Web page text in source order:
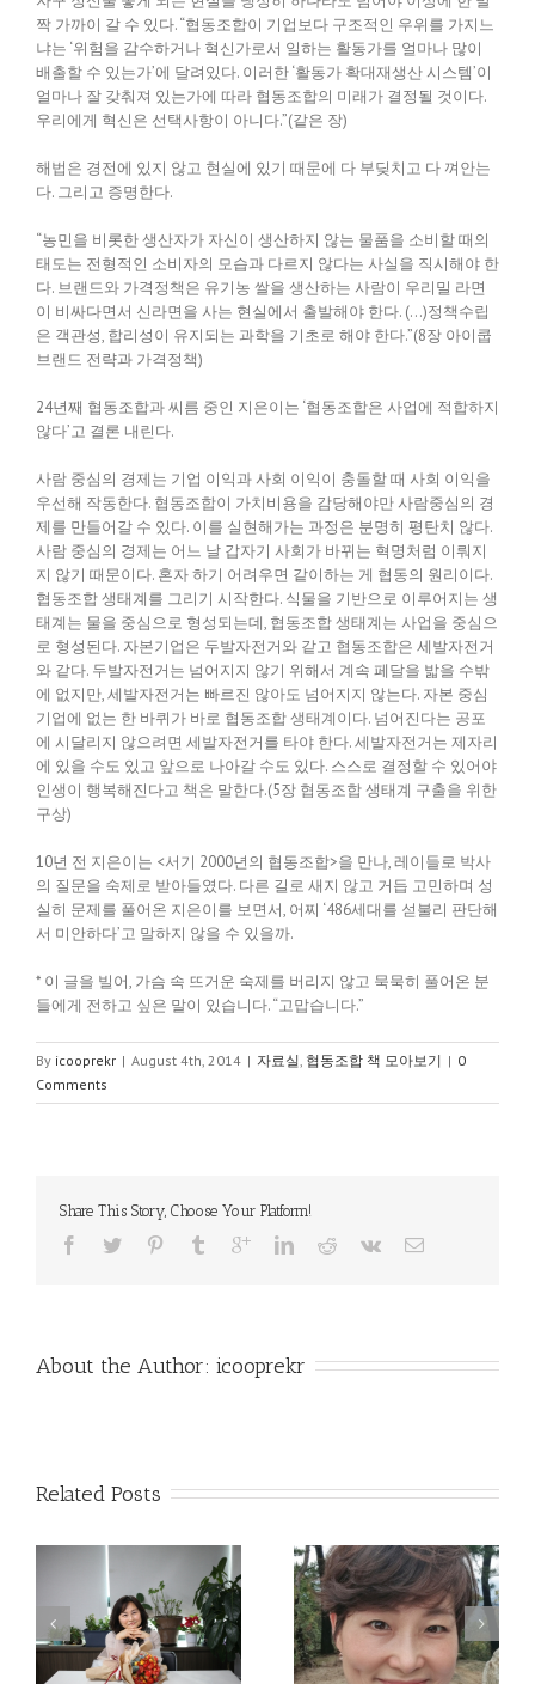
짝 가까이 갈 수 있다. “협동조합이 기업보다 구조적인 우위를 가지느
냐는 ‘위험을 감수하거나 혁신가로서 일하는 활동가를 얼마나 많이
배출할 수 있는가’에 달려있다. 이러한 ‘활동가 확대재생산 시스템’이
얼마나 잘 갖춰져 있는가에 따라 협동조합의 미래가 결정될 것이다.
우리에게 혁신은 선택사항이 아니다.”(같은 장)
해법은 경전에 있지 않고 현실에 있기 때문에 다 부딪치고 다 껴안는
다. 그리고 증명한다.
“농민을 비롯한 생산자가 자신이 생산하지 않는 물품을 소비할 때의
태도는 전형적인 소비자의 모습과 다르지 않다는 사실을 직시해야 한
다. 브랜드와 가격정책은 유기농 쌀을 생산하는 사람이 우리밀 라면
이 비싸다면서 신라면을 사는 현실에서 출발해야 한다. (…)정책수립
은 객관성, 합리성이 유지되는 과학을 기초로 해야 한다.”(8장 아이쿱
브랜드 전략과 가격정책)
24년째 협동조합과 씨름 중인 지은이는 ‘협동조합은 사업에 적합하지
않다’고 결론 내린다.
사람 중심의 경제는 기업 이익과 사회 이익이 충돌할 때 사회 이익을
우선해 작동한다. 협동조합이 가치비용을 감당해야만 사람중심의 경
제를 만들어갈 수 있다. 이를 실현해가는 과정은 분명히 평탄치 않다.
사람 중심의 경제는 어느 날 갑자기 사회가 바뀌는 혁명처럼 이뤄지
지 않기 때문이다. 혼자 하기 어려우면 같이하는 게 협동의 원리이다.
협동조합 생태계를 그리기 시작한다. 식물을 기반으로 이루어지는 생
태계는 물을 중심으로 형성되는데, 협동조합 생태계는 사업을 중심으
로 형성된다. 자본기업은 두발자전거와 같고 협동조합은 세발자전거
와 같다. 두발자전거는 넘어지지 않기 위해서 계속 페달을 밟을 수밖
에 없지만, 세발자전거는 빠르진 않아도 넘어지지 않는다. 자본 중심
기업에 없는 한 바퀴가 바로 협동조합 생태계이다. 넘어진다는 공포
에 시달리지 않으려면 세발자전거를 타야 한다. 세발자전거는 제자리
에 있을 수도 있고 앞으로 나아갈 수도 있다. 스스로 결정할 수 있어야
인생이 행복해진다고 책은 말한다.(5장 협동조합 생태계 구출을 위한
구상)
10년 전 지은이는 <서기 2000년의 협동조합>을 만나, 레이들로 박사
의 질문을 숙제로 받아들였다. 다른 길로 새지 않고 거듭 고민하며 성
실히 문제를 풀어온 지은이를 보면서, 어찌 ‘486세대를 섣불리 판단해
서 미안하다’고 말하지 않을 수 있을까.
* 이 글을 빌어, 가슴 속 뜨거운 숙제를 버리지 않고 묵묵히 풀어온 분
들에게 전하고 싶은 말이 있습니다. “고맙습니다.”
By icooprekr | August 4th, 2014 | 자료실, 협동조합 책 모아보기 | 0
Comments
Share This Story, Choose Your Platform!
About the Author: icooprekr
Related Posts
지속가능한 지구를 응
원하니? 그럼, 멸균팩
재활용, 알아보자.
가고 싶은 길과 가야 할
길